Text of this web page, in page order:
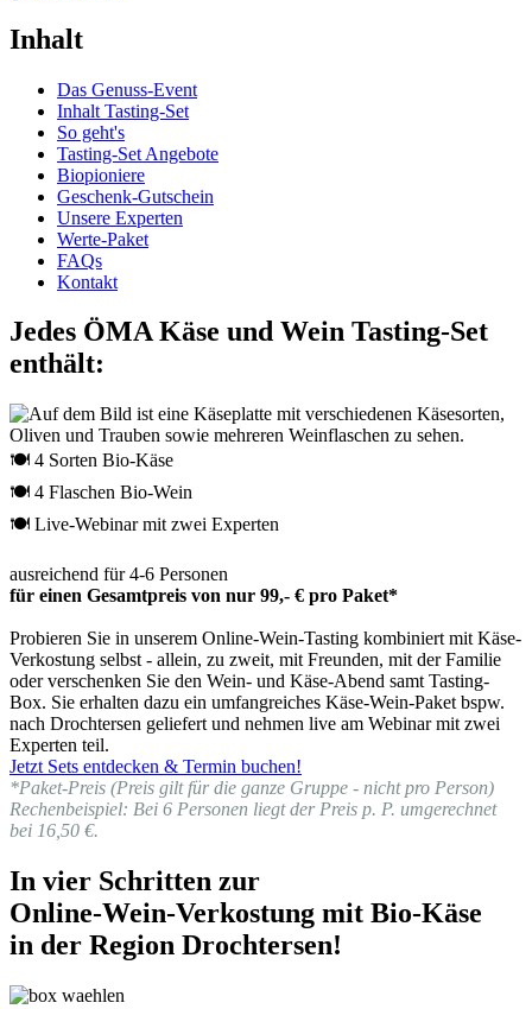
Inhalt
Das Genuss-Event
Inhalt Tasting-Set
So geht's
Tasting-Set Angebote
Biopioniere
Geschenk-Gutschein
Unsere Experten
Werte-Paket
FAQs
Kontakt
Jedes ÖMA Käse und Wein Tasting-Set
enthält:
🍽 4 Sorten Bio-Käse
🍽 4 Flaschen Bio-Wein
🍽 Live-Webinar mit zwei Experten
ausreichend für 4-6 Personen
für einen Gesamtpreis von nur 99,- € pro Paket*
Probieren Sie in unserem Online-Wein-Tasting kombiniert mit Käse-
Verkostung selbst - allein, zu zweit, mit Freunden, mit der Familie
oder verschenken Sie den Wein- und Käse-Abend samt Tasting-
Box. Sie erhalten dazu ein umfangreiches Käse-Wein-Paket bspw.
nach Drochtersen geliefert und nehmen live am Webinar mit zwei
Experten teil.
Jetzt Sets entdecken & Termin buchen!
*Paket-Preis (Preis gilt für die ganze Gruppe - nicht pro Person)
Rechenbeispiel: Bei 6 Personen liegt der Preis p. P. umgerechnet
bei 16,50 €.
In vier Schritten zur
Online-Wein-Verkostung mit Bio-Käse
in der Region Drochtersen!